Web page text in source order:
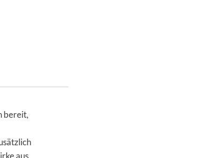
bereit,
aus.